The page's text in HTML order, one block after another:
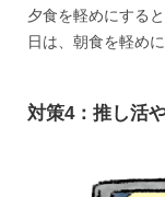
夕食を軽めにする
日は、朝食を軽め
対策4：推し活